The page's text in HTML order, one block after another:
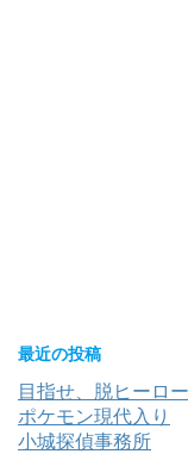
最近の投稿
目指せ、脱ヒーロ
ポケモン現代入り
小城探偵事務所